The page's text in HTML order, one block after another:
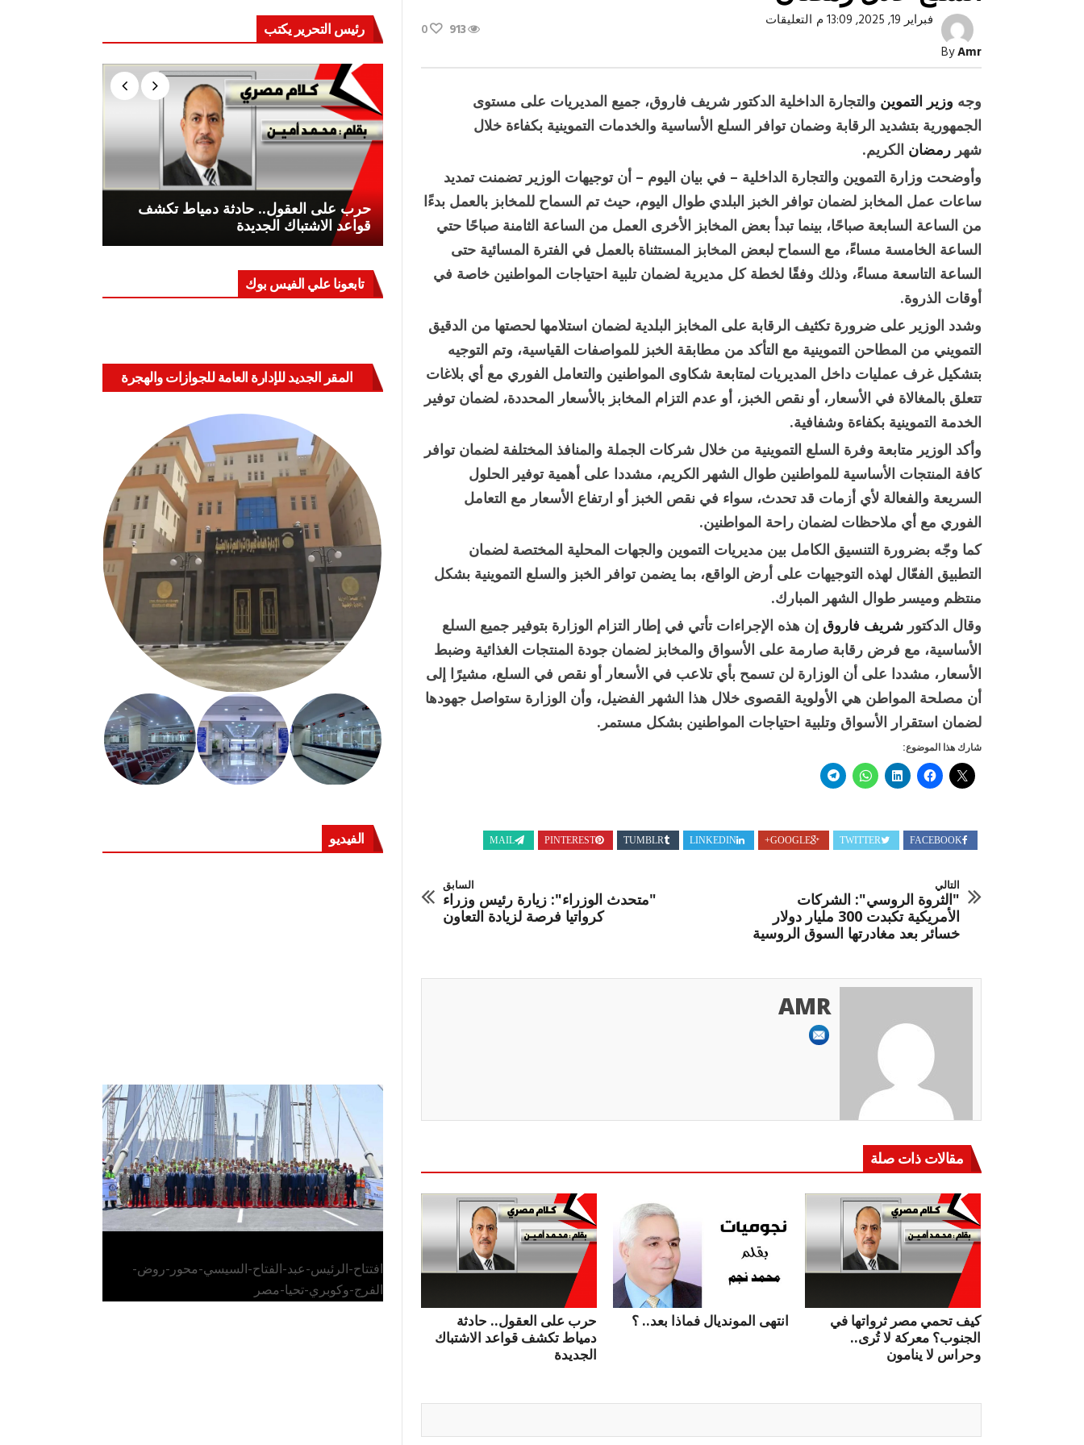
ByAmr
فبراير 19, 2025, 13:09 م التعليقات
بتكثيف
وضمان
توافر
السلع
خلال
913
0
وجه وزير التموين والتجارة الداخلية الدكتور شريف فاروق، جميع المديريات على مستوى
الجمهورية بتشديد الرقابة وضمان توافر السلع الأساسية والخدمات التموينية بكفاءة خلال
شهر رمضان الكريم.
وأوضحت وزارة التموين والتجارة الداخلية – في بيان اليوم – أن توجيهات الوزير تضمنت تمديد
ساعات عمل المخابز لضمان توافر الخبز البلدي طوال اليوم، حيث تم السماح للمخابز بالعمل بدءًا
من الساعة السابعة صباحًا، بينما تبدأ بعض المخابز الأخرى العمل من الساعة الثامنة صباحًا حتي
الساعة الخامسة مساءً، مع السماح لبعض المخابز المستثناة بالعمل في الفترة المسائية حتى
الساعة التاسعة مساءً، وذلك وفقًا لخطة كل مديرية لضمان تلبية احتياجات المواطنين خاصة في
أوقات الذروة.
وشدد الوزير على ضرورة تكثيف الرقابة على المخابز البلدية لضمان استلامها لحصتها من الدقيق
التمويني من المطاحن التموينية مع التأكد من مطابقة الخبز للمواصفات القياسية، وتم التوجيه
بتشكيل غرف عمليات داخل المديريات لمتابعة شكاوى المواطنين والتعامل الفوري مع أي بلاغات
تتعلق بالمغالاة في الأسعار، أو نقص الخبز، أو عدم التزام المخابز بالأسعار المحددة، لضمان توفير
الخدمة التموينية بكفاءة وشفافية.
وأكد الوزير متابعة وفرة السلع التموينية من خلال شركات الجملة والمنافذ المختلفة لضمان توافر
كافة المنتجات الأساسية للمواطنين طوال الشهر الكريم، مشددا على أهمية توفير الحلول
السريعة والفعالة لأي أزمات قد تحدث، سواء في نقص الخبز أو ارتفاع الأسعار مع التعامل
الفوري مع أي ملاحظات لضمان راحة المواطنين.
كما وجّه بضرورة التنسيق الكامل بين مديريات التموين والجهات المحلية المختصة لضمان
التطبيق الفعّال لهذه التوجيهات على أرض الواقع، بما يضمن توافر الخبز والسلع التموينية بشكل
منتظم وميسر طوال الشهر المبارك.
وقال الدكتور شريف فاروق إن هذه الإجراءات تأتي في إطار التزام الوزارة بتوفير جميع السلع
الأساسية، مع فرض رقابة صارمة على الأسواق والمخابز لضمان جودة المنتجات الغذائية وضبط
الأسعار، مشددا على أن الوزارة لن تسمح بأي تلاعب في الأسعار أو نقص في السلع، مشيرًا إلى
أن مصلحة المواطن هي الأولوية القصوى خلال هذا الشهر الفضيل، وأن الوزارة ستواصل جهودها
لضمان استقرار الأسواق وتلبية احتياجات المواطنين بشكل مستمر.
شارك هذا الموضوع:
FACEBOOK
TWITTER
GOOGLE+
LINKEDIN
TUMBLR
PINTEREST
MAIL
السابق
"متحدث الوزراء": زيارة رئيس وزراء
كرواتيا فرصة لزيادة التعاون
التالي
"الثروة الروسي": الشركات
الأمريكية تكبدت 300 مليار دولار
خسائر بعد مغادرتها السوق الروسية
AMR
مقالات ذات صلة
حرب على العقول.. حادثة
دمياط تكشف قواعد الاشتباك
الجديدة
انتهى المونديال فماذا بعد.. ؟
كيف تحمي مصر ثرواتها في
الجنوب؟ معركة لا تُرى..
وحراس لا ينامون
رئيس التحرير يكتب
حرب على العقول.. حادثة دمياط تكشف
قواعد الاشتباك الجديدة
كيف تحمي مصر ثرواتها في الجنوب؟
معركة لا تُرى.. وحراس لا ينامون
جهاز مستقبل مصر نموذجا.. لماذا تُنشئ
الدول كيانات تنموية عملاقة؟
تابعونا علي الفيس بوك
المقر الجديد للإدارة العامة للجوازات والهجرة
الفيديو
الرئيس عبد الفتاح السيسي يفتتح محور روض
الفرج وكوبري تحيا مصر
افتتاح-الرئيس-عبد-الفتاح-السيسي-محور-روض-
الفرج-وكوبري-تحيا-مصر